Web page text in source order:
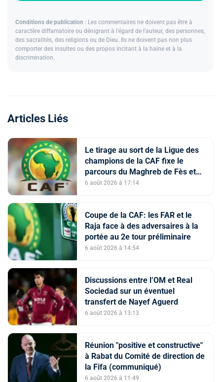
Conditions de publication : Les commentaires ne doivent pas être à
caractère diffamatoire ou dénigrant à l'égard de l'auteur, des personnes,
des sacralités, des religions ou de Dieu. Ils ne doivent pas non plus
comporter des insultes ou des propos incitant à la haine et à la
discrimination.
Articles Liés
Le tirage au sort de la Ligue des
champions de la CAF fixe le
parcours du Maghreb de Fès et
de la RS Berkane
6 août 2026 à 17:14
Coupe de la CAF: les FAR et le
Raja face à des adversaires à la
portée au 2e tour préliminaire
6 août 2026 à 14:54
Discussions entre l’OM et Real
Sociedad sur un éventuel
transfert de Nayef Aguerd
6 août 2026 à 13:13
Réunion "positive et constructive"
à Rabat du Comité de direction de
la Fifa (communiqué)
6 août 2026 à 11:49